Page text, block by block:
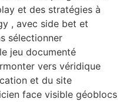
et des stratégies à
, avec side bet et
sélectionner
jeu documenté
vers véridique
et du site
face visible géoblocs